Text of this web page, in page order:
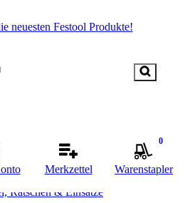
neuesten Festool Produkte!
Merkzettel
0
Warenstapler
Ratschen & Einsätze